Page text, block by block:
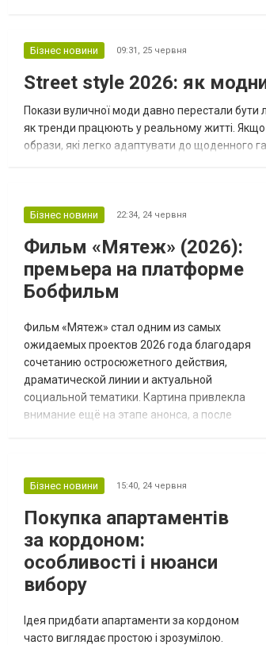
Бізнес новини 09:31, 25 червня
Street style 2026: як
Покази вуличної моди давно перестали
як тренди працюють у реальному житті.
образи, які легко адаптувати до щоденного
Бізнес новини 22:34, 24 червня
Фильм «Мятеж» (2026):
премьера на платформе
Бобфильм
Фильм «Мятеж» стал одним из самых
ожидаемых проектов 2026 года благодаря
сочетанию остросюжетного действия,
драматической линии и актуальной
социальной тематики. Картина привлекла
внимание ещё на этапе анонса, а после
выборе и последствиях решений, которые
мультфильмы и новые сериалы ищи на
сайте Бобфильм! «Мяте...
Бізнес новини 15:40, 24 червня
Покупка апартаментів
за кордоном:
особливості і нюанси
вибору
Ідея придбати апартаменти за кордоном
часто виглядає простою і зрозумілою.